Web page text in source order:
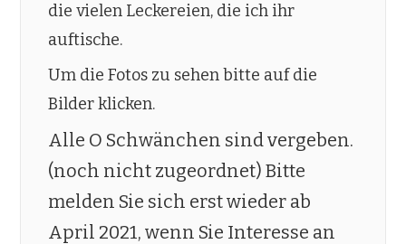
die vielen Leckereien, die ich ihr
auftische.
Um die Fotos zu sehen bitte auf die
Bilder klicken.
Alle O Schwänchen sind vergeben.
(noch nicht zugeordnet) Bitte
melden Sie sich erst wieder ab
April 2021, wenn Sie Interesse an